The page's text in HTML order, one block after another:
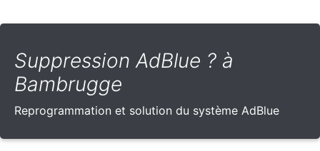
Suppression AdBlue ? à
Bambrugge
Reprogrammation et solution du système AdBlue